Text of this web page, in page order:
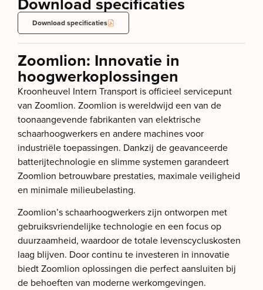
Download specificaties
Zoomlion: Innovatie in
hoogwerkoplossingen
Kroonheuvel Intern Transport is officieel servicepunt
van Zoomlion. Zoomlion is wereldwijd een van de
toonaangevende fabrikanten van elektrische
schaarhoogwerkers en andere machines voor
industriële toepassingen. Dankzij de geavanceerde
batterijtechnologie en slimme systemen garandeert
Zoomlion betrouwbare prestaties, maximale veiligheid
en minimale milieubelasting.
Zoomlion’s schaarhoogwerkers zijn ontworpen met
gebruiksvriendelijke technologie en een focus op
duurzaamheid, waardoor de totale levenscycluskosten
laag blijven. Door continu te investeren in innovatie
biedt Zoomlion oplossingen die perfect aansluiten bij
de behoeften van moderne werkomgevingen.